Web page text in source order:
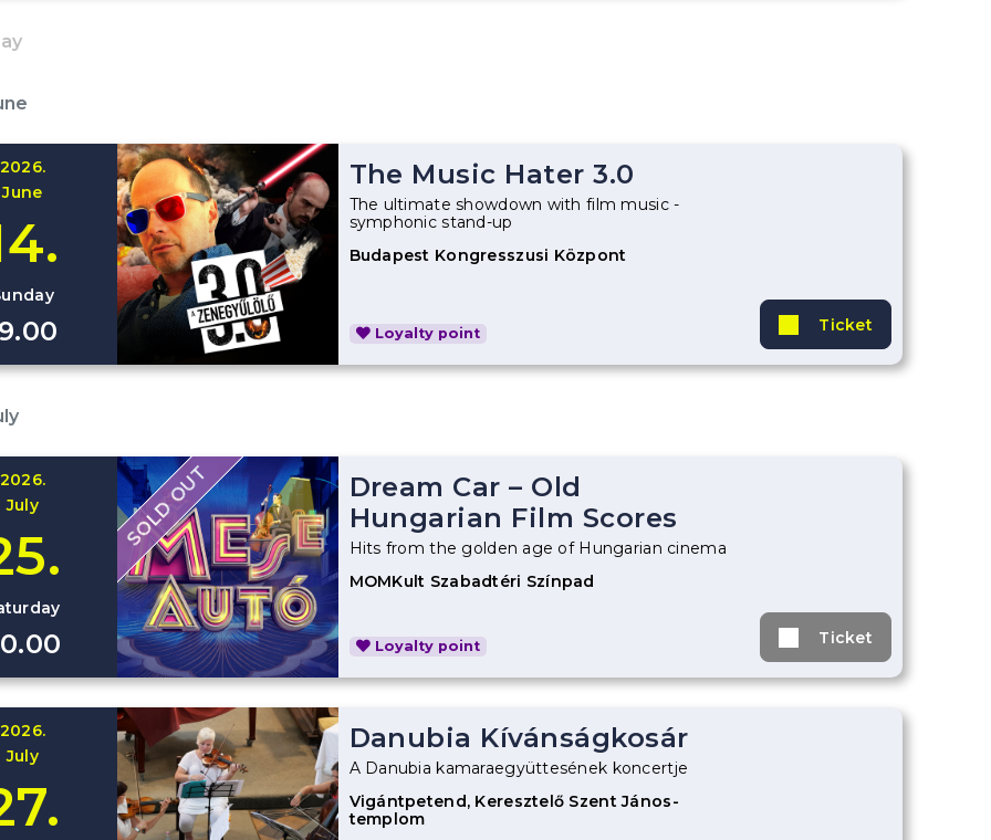
2026.
June
The Music Hater 3.0
The ultimate showdown with film music -
symphonic stand-up
Budapest Kongresszusi Központ
Loyalty point Ticket
2026.
July
SOLD OUT
Dream Car – Old
Hungarian Film Scores
Hits from the golden age of Hungarian cinema
MOMKult Szabadtéri Színpad
Loyalty point Ticket
2026.
July
Danubia Kívánságkosár
A Danubia kamaraegyüttesének koncertje
Vigántpetend, Keresztelő Szent János-
templom